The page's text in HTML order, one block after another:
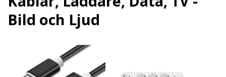
Bild och Ljud